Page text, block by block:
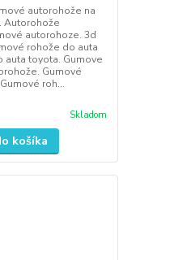
autorohože na
Autorohože
autorohoze. 3d
rohože do auta
auta toyota. Gumove
Gumové
roh...
Skladom
košíka